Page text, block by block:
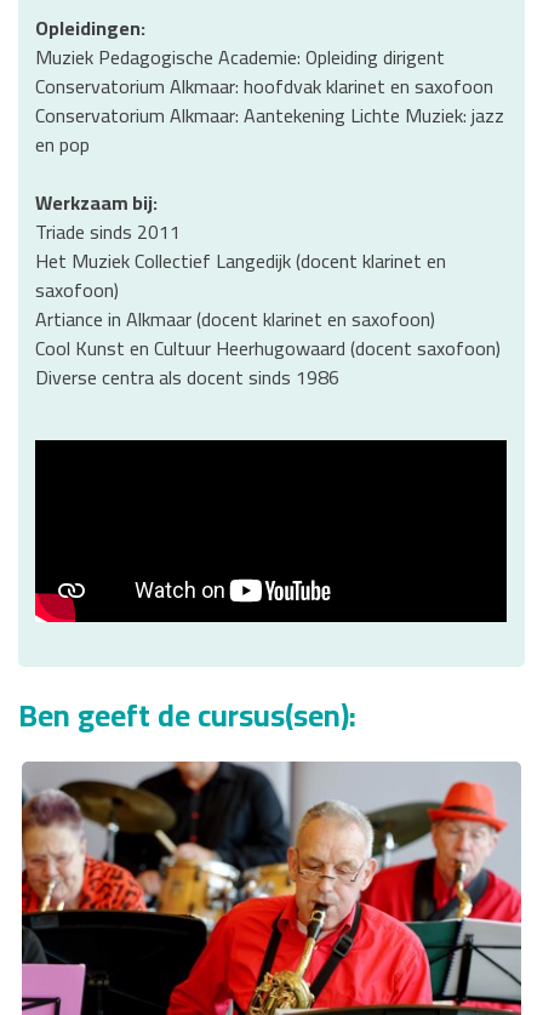
Opleidingen:
Muziek Pedagogische Academie: Opleiding dirigent
Conservatorium Alkmaar: hoofdvak klarinet en saxofoon
Conservatorium Alkmaar: Aantekening Lichte Muziek: jazz
en pop
Werkzaam bij:
Triade sinds 2011
Het Muziek Collectief Langedijk (docent klarinet en
saxofoon)
Artiance in Alkmaar (docent klarinet en saxofoon)
Cool Kunst en Cultuur Heerhugowaard (docent saxofoon)
Diverse centra als docent sinds 1986
Ben geeft de cursus(sen):